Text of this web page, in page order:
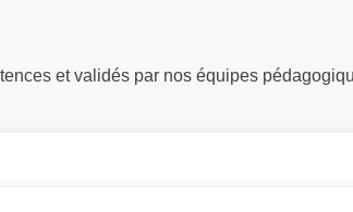
et validés par nos équipes